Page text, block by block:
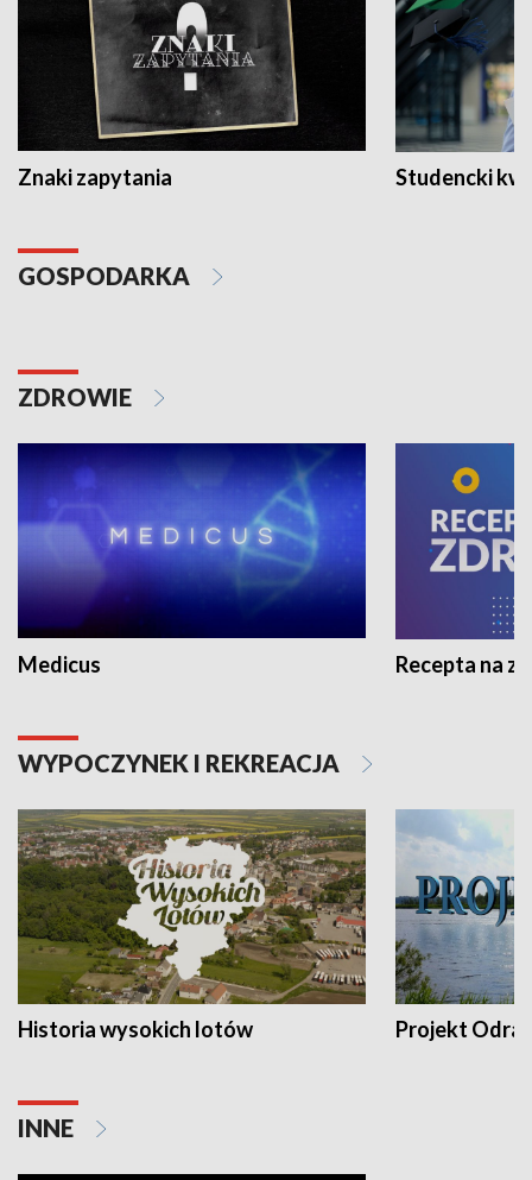
Znaki zapytania Studencki
GOSPODARKA
ZDROWIE
Medicus Recepta na
WYPOCZYNEK I REKREACJA
Historia wysokich lotów Projekt Odra
INNE